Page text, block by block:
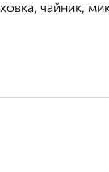
чайник,